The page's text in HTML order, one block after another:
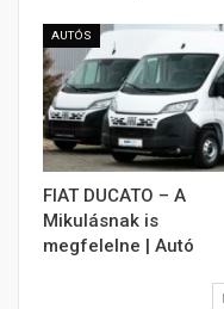
AUTÓS
FIAT DUCATO – A
Mikulásnak is
megfelelne | Autó